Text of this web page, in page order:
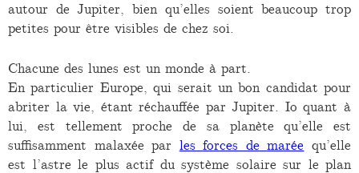
autour de Jupiter, bien qu’elles soient beaucoup trop
petites pour être visibles de chez soi.
Chacune des lunes est un monde à part.
En particulier Europe, qui serait un bon candidat pour
abriter la vie, étant réchauffée par Jupiter. Io quant à
lui, est tellement proche de sa planète qu’elle est
suffisamment malaxée par les forces de marée qu’elle
est l’astre le plus actif du système solaire sur le plan